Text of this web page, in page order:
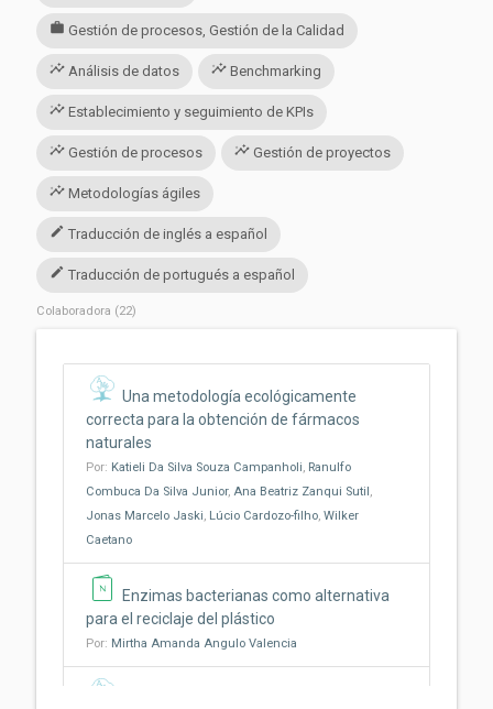
work Gestión de procesos, Gestión de la Calidad
insightsAnálisis de datos insightsBenchmarking
insightsEstablecimiento y seguimiento de KPIs
insightsGestión de procesos insightsGestión de proyectos
insightsMetodologías ágiles
edit Traducción de inglés a español
edit Traducción de portugués a español
Colaboradora (22)
Una metodología ecológicamente
correcta para la obtención de fármacos
naturales
Por: Katieli Da Silva Souza Campanholi, Ranulfo
Combuca Da Silva Junior, Ana Beatriz Zanqui Sutil ,
Jonas Marcelo Jaski, Lúcio Cardozo-filho, Wilker
Caetano
Enzimas bacterianas como alternativa
para el reciclaje del plástico
Por: Mirtha Amanda Angulo Valencia